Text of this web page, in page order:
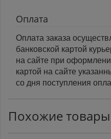
Оплата
Оплата заказа
банковской картой
на сайте при
картой на сайте
со дня поступления
Похожие товары